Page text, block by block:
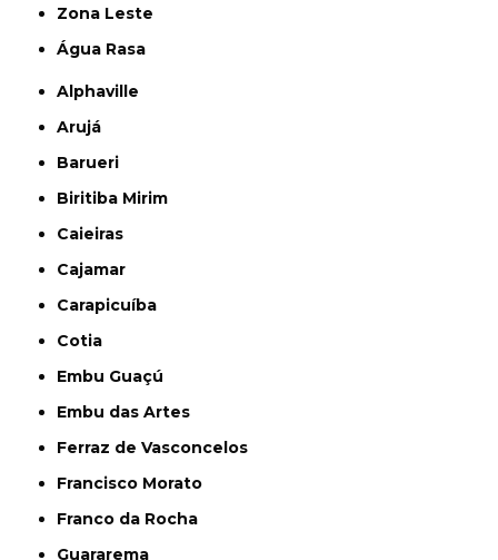
Zona Leste
Água Rasa
Alphaville
Arujá
Barueri
Biritiba Mirim
Caieiras
Cajamar
Carapicuíba
Cotia
Embu Guaçú
Embu das Artes
Ferraz de Vasconcelos
Francisco Morato
Franco da Rocha
Guararema